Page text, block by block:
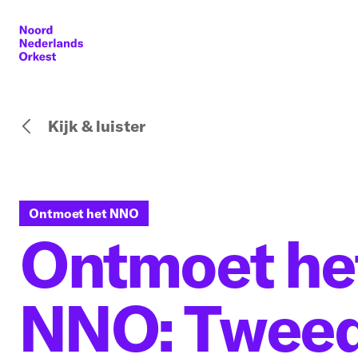
Kijk & luister
Ontmoet het NNO
Ontmoet
NNO: